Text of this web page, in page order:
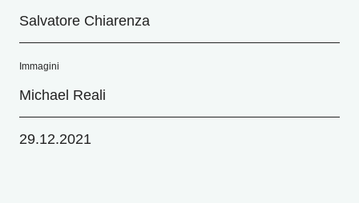
Salvatore Chiarenza
Immagini
Michael Reali
29.12.2021